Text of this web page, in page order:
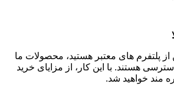
از پلتفرم های معتبر هستید، محصولات ما
هستند. با این کار، از مزایای خرید
مند خواهید شد.